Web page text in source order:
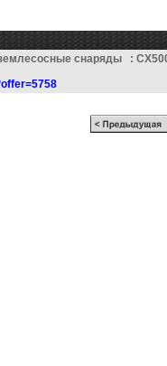
снаряды :